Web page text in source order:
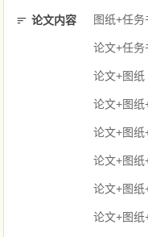
论文内容 图纸+任
论文+任
论文+图纸
论文+图
论文+图
论文+图
论文+图
论文+图